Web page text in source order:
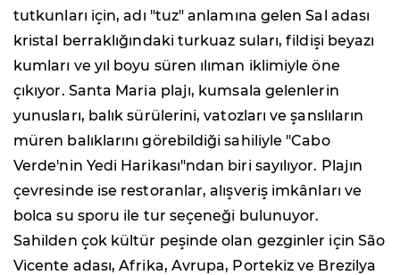
tutkunları için, adı "tuz" anlamına gelen Sal adası
kristal berraklığındaki turkuaz suları, fildişi beyazı
kumları ve yıl boyu süren ılıman iklimiyle öne
çıkıyor. Santa Maria plajı, kumsala gelenlerin
yunusları, balık sürülerini, vatozları ve şanslıların
müren balıklarını görebildiği sahiliyle "Cabo
Verde'nin Yedi Harikası"ndan biri sayılıyor. Plajın
çevresinde ise restoranlar, alışveriş imkânları ve
bolca su sporu ile tur seçeneği bulunuyor.
Sahilden çok kültür peşinde olan gezginler için São
Vicente adası, Afrika, Avrupa, Portekiz ve Brezilya